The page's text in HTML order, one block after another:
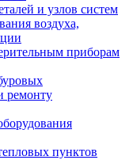
и узлов систем
воздуха,
приборам
ремонту
пунктов